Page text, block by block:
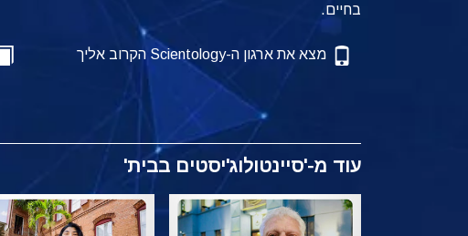
בחיים.
מצא את ארגון ה-Scientology הקרוב אליך
עוד מ-'סיינטולוג'יסטים בבית'